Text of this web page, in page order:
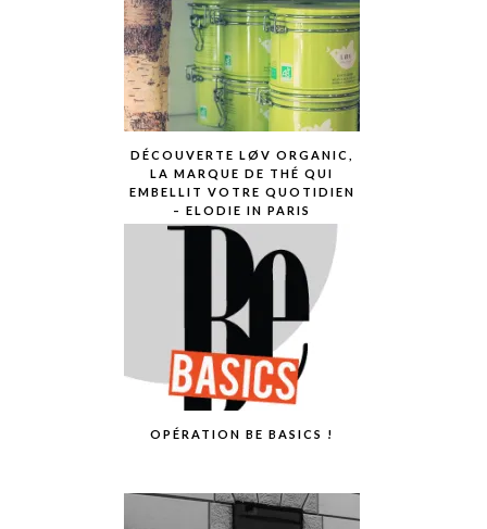
DÉCOUVERTE LØV ORGANIC,
LA MARQUE DE THÉ QUI
EMBELLIT VOTRE QUOTIDIEN
– ELODIE IN PARIS
OPÉRATION BE BASICS !